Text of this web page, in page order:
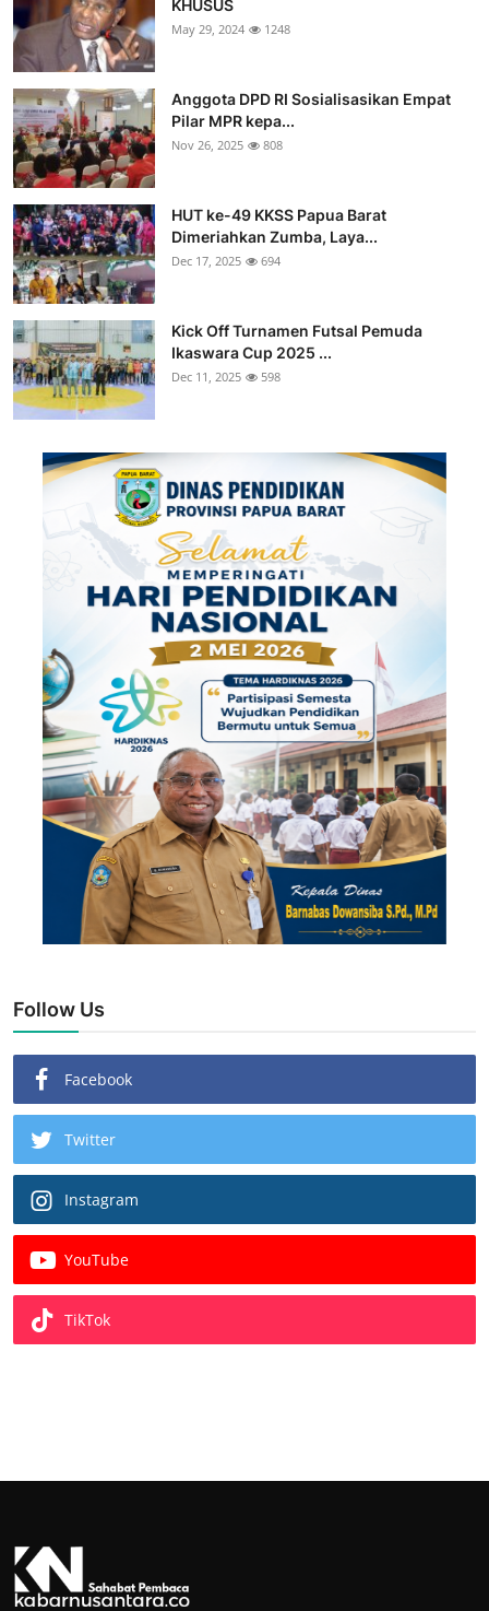
KHUSUS
May 29, 2024 1248
Anggota DPD RI Sosialisasikan Empat
Pilar MPR kepa...
Nov 26, 2025 808
HUT ke-49 KKSS Papua Barat
Dimeriahkan Zumba, Laya...
Dec 17, 2025 694
Kick Off Turnamen Futsal Pemuda
Ikaswara Cup 2025 ...
Dec 11, 2025 598
Follow Us
Facebook
Twitter
Instagram
YouTube
TikTok